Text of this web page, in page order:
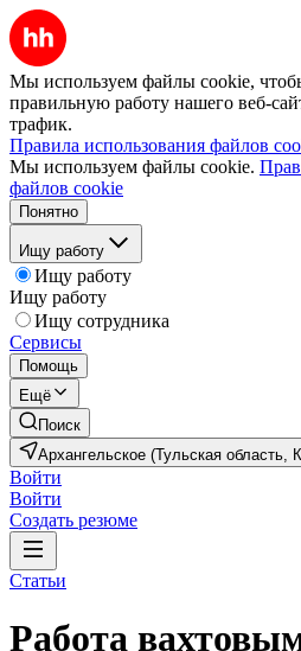
Мы используем файлы cookie,
правильную работу нашего веб-
трафик.
Правила использования файлов
Мы используем файлы cookie.
файлов cookie
Понятно
Ищу работу
Ищу работу
Ищу работу
Ищу сотрудника
Сервисы
Помощь
Ещё
Поиск
Архангельское (Тульская область,
Войти
Войти
Создать резюме
Статьи
Работа